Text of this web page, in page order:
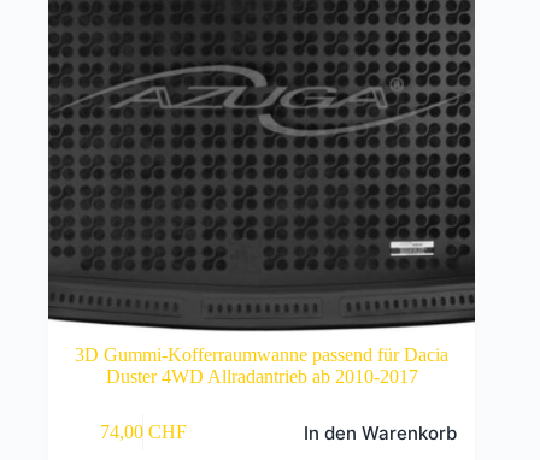
3D Gummi-Kofferraumwanne passend für Dacia
Duster 4WD Allradantrieb ab 2010-2017
74,00 CHF In den Warenkorb